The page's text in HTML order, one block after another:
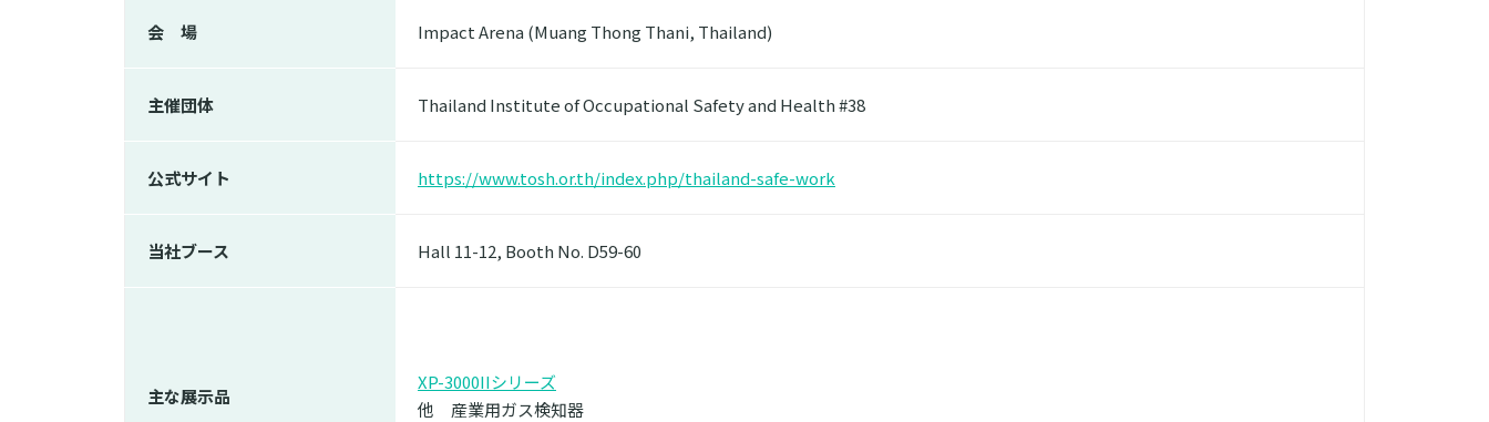
会 場 Impact Arena (Muang Thong Thani, Thailand)
主催団体 Thailand Institute of Occupational Safety and Health #38
公式サイト https://www.tosh.or.th/index.php/thailand-safe-work
当社ブース Hall 11-12, Booth No. D59-60
主な展示品
XP-3000IIシリーズ
他 産業用ガス検知器